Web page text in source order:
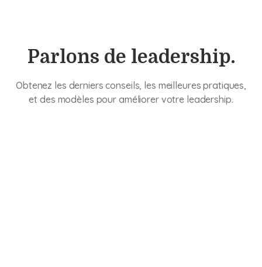
Parlons de leadership.
Obtenez les derniers conseils, les meilleures pratiques,
et des modèles pour améliorer votre leadership.